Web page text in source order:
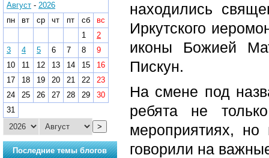
находились
Иркутского
иконы Божией
Пискун.
На смене под
ребята не
мероприятиях,
говорили на
Август - 2026
пн
вт ср чт пт сб
вс
1
2
3
4 5 6 7 8
9
10
11 12 13 14 15
16
17
18 19 20 21 22
23
24
25 26 27 28 29
30
31
>
Последние темы блогов